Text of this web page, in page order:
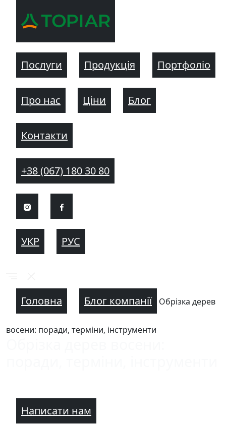
Послуги Продукція Портфоліо
Про нас Ціни Блог
Контакти
+38 (067) 180 30 80
УКР РУС
Головна Блог компанії Обрізка дерев
восени: поради, терміни, інструменти
Написати нам